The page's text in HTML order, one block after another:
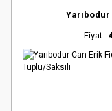
Yarıbodur
Fiyat :